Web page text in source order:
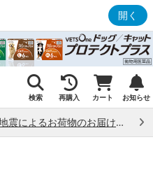
開く
検索 再購入 カート お知らせ
熊本県熊本地方で発生した地震によるお荷物のお届け状況について （7/28）